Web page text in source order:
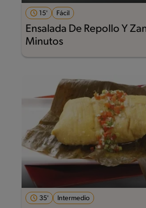
15' Fácil
Ensalada De Repollo Y
Minutos
35' Intermedio